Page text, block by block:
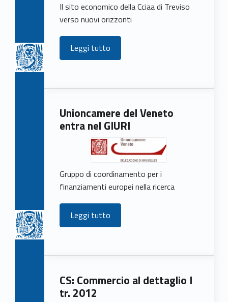
Il sito economico della Cciaa di Treviso
verso nuovi orizzonti
Leggi tutto
Unioncamere del Veneto
entra nel GIURI
Gruppo di coordinamento per i
finanziamenti europei nella ricerca
Leggi tutto
CS: Commercio al dettaglio I
tr. 2012